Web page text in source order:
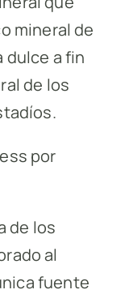
mineral de
dulce a fin
de los
por
de los
al
fuente